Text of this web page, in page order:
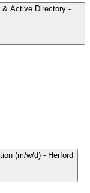
& Active Directory-
(m/w/d) - Herford